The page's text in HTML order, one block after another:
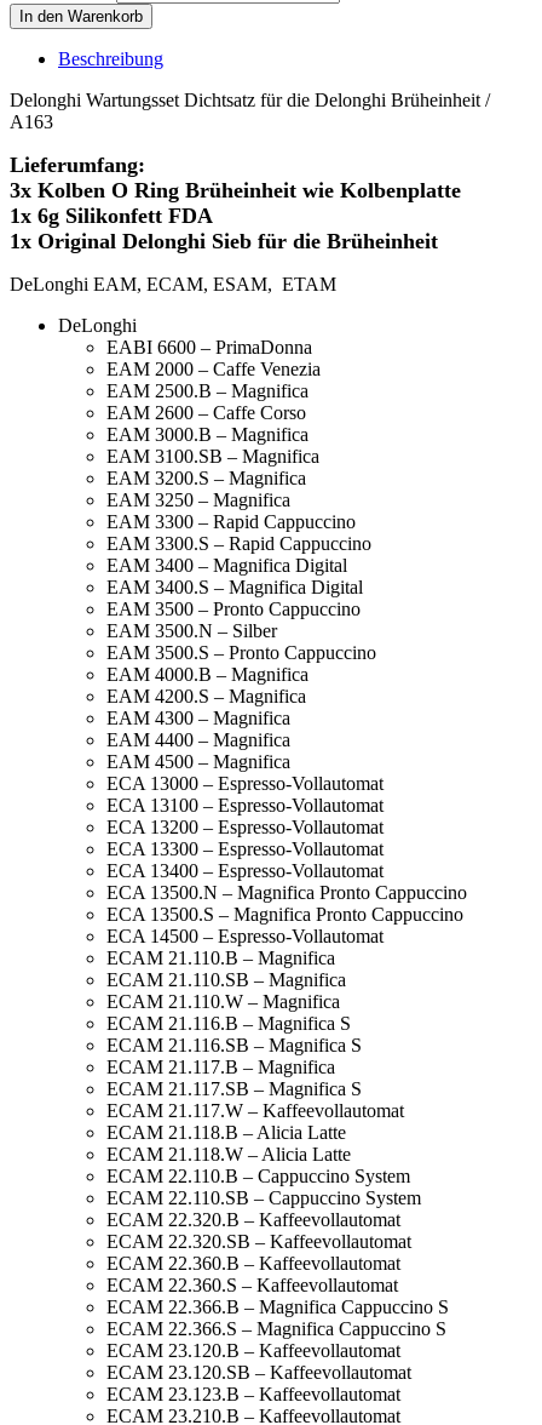
In den Warenkorb
Beschreibung
Delonghi Wartungsset Dichtsatz für die Delonghi Brüheinheit /
A163
Lieferumfang:
3x Kolben O Ring Brüheinheit wie Kolbenplatte
1x 6g Silikonfett FDA
1x Original Delonghi Sieb für die Brüheinheit
DeLonghi EAM, ECAM, ESAM, ETAM
DeLonghi
EABI 6600 – PrimaDonna
EAM 2000 – Caffe Venezia
EAM 2500.B – Magnifica
EAM 2600 – Caffe Corso
EAM 3000.B – Magnifica
EAM 3100.SB – Magnifica
EAM 3200.S – Magnifica
EAM 3250 – Magnifica
EAM 3300 – Rapid Cappuccino
EAM 3300.S – Rapid Cappuccino
EAM 3400 – Magnifica Digital
EAM 3400.S – Magnifica Digital
EAM 3500 – Pronto Cappuccino
EAM 3500.N – Silber
EAM 3500.S – Pronto Cappuccino
EAM 4000.B – Magnifica
EAM 4200.S – Magnifica
EAM 4300 – Magnifica
EAM 4400 – Magnifica
EAM 4500 – Magnifica
ECA 13000 – Espresso-Vollautomat
ECA 13100 – Espresso-Vollautomat
ECA 13200 – Espresso-Vollautomat
ECA 13300 – Espresso-Vollautomat
ECA 13400 – Espresso-Vollautomat
ECA 13500.N – Magnifica Pronto Cappuccino
ECA 13500.S – Magnifica Pronto Cappuccino
ECA 14500 – Espresso-Vollautomat
ECAM 21.110.B – Magnifica
ECAM 21.110.SB – Magnifica
ECAM 21.110.W – Magnifica
ECAM 21.116.B – Magnifica S
ECAM 21.116.SB – Magnifica S
ECAM 21.117.B – Magnifica
ECAM 21.117.SB – Magnifica S
ECAM 21.117.W – Kaffeevollautomat
ECAM 21.118.B – Alicia Latte
ECAM 21.118.W – Alicia Latte
ECAM 22.110.B – Cappuccino System
ECAM 22.110.SB – Cappuccino System
ECAM 22.320.B – Kaffeevollautomat
ECAM 22.320.SB – Kaffeevollautomat
ECAM 22.360.B – Kaffeevollautomat
ECAM 22.360.S – Kaffeevollautomat
ECAM 22.366.B – Magnifica Cappuccino S
ECAM 22.366.S – Magnifica Cappuccino S
ECAM 23.120.B – Kaffeevollautomat
ECAM 23.120.SB – Kaffeevollautomat
ECAM 23.123.B – Kaffeevollautomat
ECAM 23.210.B – Kaffeevollautomat